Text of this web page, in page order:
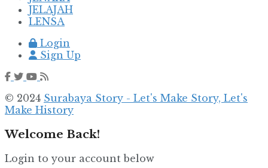
JELAJAH
LENSA
Login
Sign Up
© 2024 Surabaya Story - Let's Make Story, Let's
Make History
Welcome Back!
Login to your account below